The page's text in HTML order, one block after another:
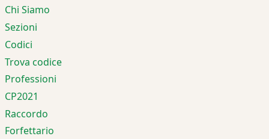
Chi Siamo
Sezioni
Codici
Trova codice
Professioni
CP2021
Raccordo
Forfettario